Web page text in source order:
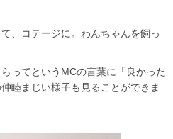
、コテージに。わんちゃんを飼っ
ってというMCの言葉に「良かった
睦まじい様子も見ることができま